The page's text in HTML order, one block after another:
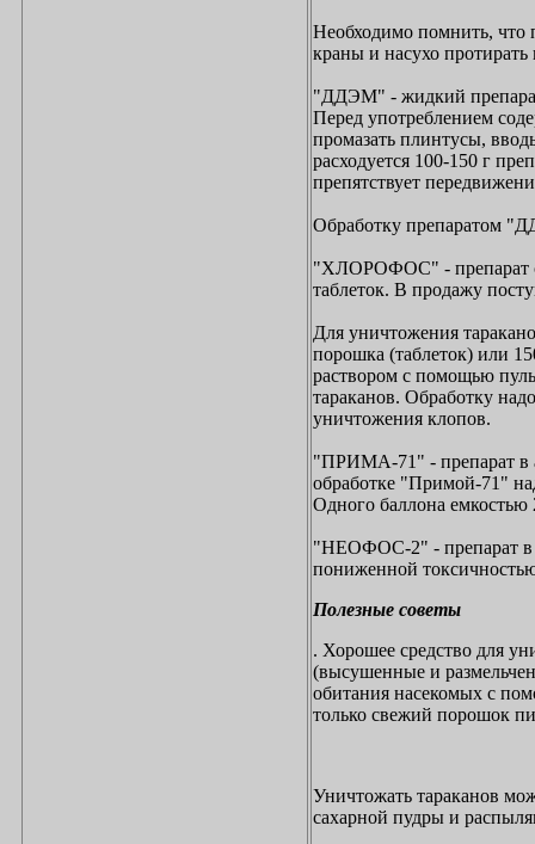
Необходимо помнить,
краны и насухо
"ДДЭМ" - жидкий препарат
Перед употреблением
промазать плинтусы,
расходуется 100-150 г
препятствует
Обработку препаратом
"ХЛОРОФОС" - препарат
таблеток. В продажу
Для уничтожения
порошка (таблеток) или
раствором с помощью
тараканов. Обработку
уничтожения клопов.
"ПРИМА-71" - препарат в
обработке "Примой-71"
Одного баллона емкостью
"НЕОФОС-2" - препарат в
пониженной
Полезные советы
. Хорошее средство для
(высушенные и
обитания насекомых с
только свежий порошок
Уничтожать тараканов
сахарной пудры и